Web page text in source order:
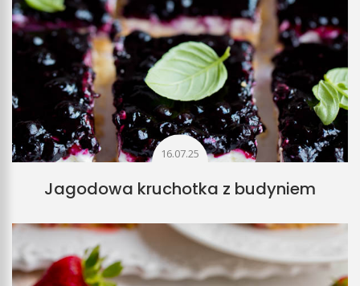
16.07.25
Jagodowa kruchotka z budyniem